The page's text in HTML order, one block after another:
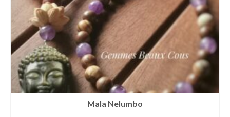
Mala Nelumbo